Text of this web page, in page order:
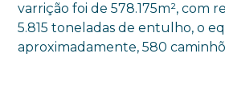
varrição foi de 578.175m², com
5.815 toneladas de entulho, o
aproximadamente, 580